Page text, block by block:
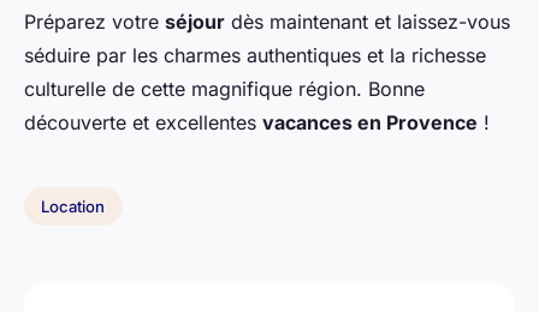
Préparez votre séjour dès maintenant et laissez-vous
séduire par les charmes authentiques et la richesse
culturelle de cette magnifique région. Bonne
découverte et excellentes vacances en Provence !
Location